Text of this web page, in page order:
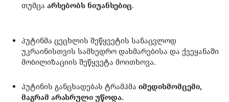
თუმცა არსებობს ნიუანსებიც.
პუტინმა ცეცხლის შეწყვეტის სანაცვლოდ
უკრაინისთვის სამხედრო დახმარებისა და ქვეყანაში
მობილიზაციის შეწყვეტა მოითხოვა.
პუტინის განცხადებას ტრამპმა იმედისმომცემი,
მაგრამ არასრული უწოდა.